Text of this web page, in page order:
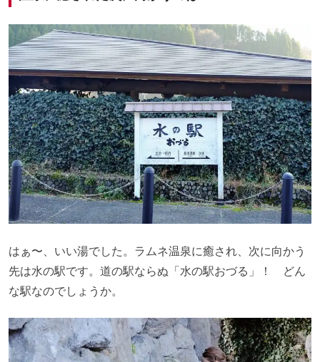
はぁ〜、いい湯でした。ラムネ温泉に癒され、次に向かう
先は水の駅です。道の駅ならぬ「水の駅おづる」！ どん
な駅なのでしょうか。